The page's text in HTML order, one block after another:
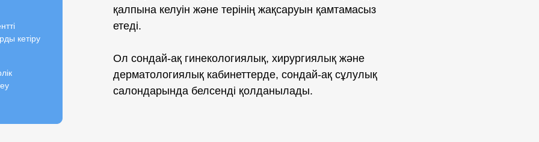
қалпына келуін және терінің жақсаруын қамтамасыз
етеді.
Ол сондай-ақ гинекологиялық, хирургиялық және
дерматологиялық кабинеттерде, сондай-ақ сұлулық
салондарында белсенді қолданылады.
кетіру